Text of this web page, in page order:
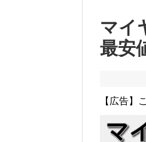
マイ
最安
【広告】